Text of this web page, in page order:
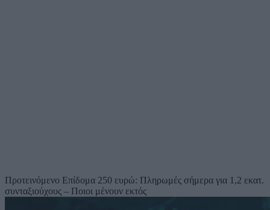
Προτεινόμενο Επίδομα 250 ευρώ: Πληρωμές σήμερα για 1,2 εκατ.
συνταξιούχους – Ποιοι μένουν εκτός